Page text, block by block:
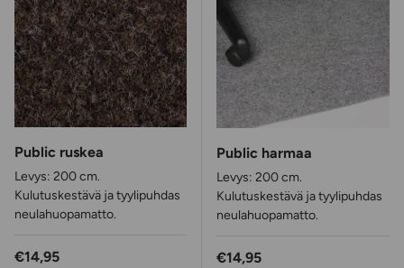
Public ruskea
Levys: 200 cm.
Kulutuskestävä ja tyylipuhdas
neulahuopamatto.
Normaalihinta
€14,95
Public harmaa
Levys: 200 cm.
Kulutuskestävä ja tyylipuhdas
neulahuopamatto.
Normaalihinta
€14,95